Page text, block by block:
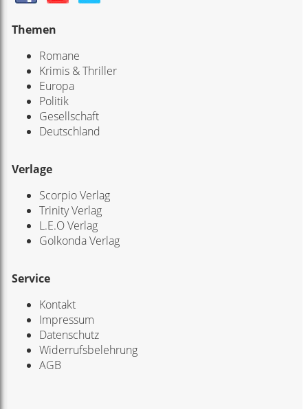
Themen
Romane
Krimis & Thriller
Europa
Politik
Gesellschaft
Deutschland
Verlage
Scorpio Verlag
Trinity Verlag
L.E.O Verlag
Golkonda Verlag
Service
Kontakt
Impressum
Datenschutz
Widerrufsbelehrung
AGB